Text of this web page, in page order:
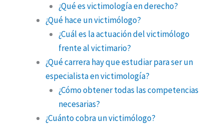
¿Qué es victimología en derecho?
¿Qué hace un victimólogo?
¿Cuál es la actuación del victimólogo
frente al victimario?
¿Qué carrera hay que estudiar para ser un
especialista en victimología?
¿Cómo obtener todas las competencias
necesarias?
¿Cuánto cobra un victimólogo?